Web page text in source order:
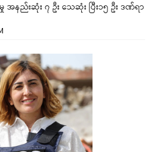
အနည်းဆုံး ၇ ဦး သေဆုံး ပြီး၁၅ ဦး ဒဏ်ရာ